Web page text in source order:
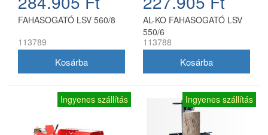
FAHASOGATÓ LSV 560/8
113789
AL-KO FAHASOGATÓ LSV
550/6
113788
Ingyenes szállítás Ingyenes szállítás